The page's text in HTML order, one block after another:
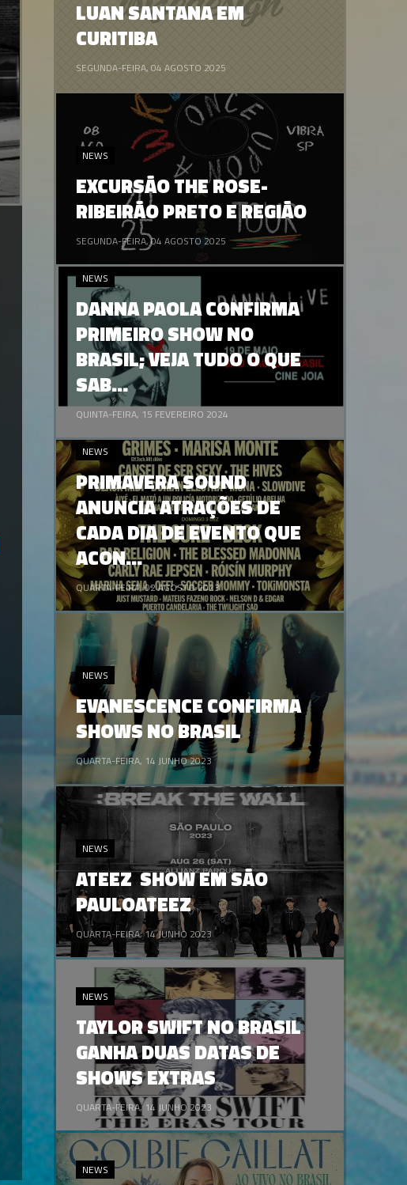
SEGUNDA-FEIRA, 04 AGOSTO 2025
LUAN SANTANA EM
CURITIBA
SEGUNDA-FEIRA, 04 AGOSTO 2025
NEWS
EXCURSÃO THE ROSE-
RIBEIRÃO PRETO E REGIÃO
QUINTA-FEIRA, 15 FEVEREIRO 2024
NEWS
DANNA PAOLA CONFIRMA
PRIMEIRO SHOW NO
BRASIL; VEJA TUDO O QUE
SAB...
QUARTA-FEIRA, 02 AGOSTO 2023
NEWS
PRIMAVERA SOUND
ANUNCIA ATRAÇÕES DE
CADA DIA DE EVENTO QUE
ACON...
QUARTA-FEIRA, 14 JUNHO 2023
NEWS
EVANESCENCE CONFIRMA
SHOWS NO BRASIL
QUARTA-FEIRA, 14 JUNHO 2023
NEWS
ATEEZ SHOW EM SÃO
PAULOATEEZ
QUARTA-FEIRA, 14 JUNHO 2023
NEWS
TAYLOR SWIFT NO BRASIL
GANHA DUAS DATAS DE
SHOWS EXTRAS
NEWS